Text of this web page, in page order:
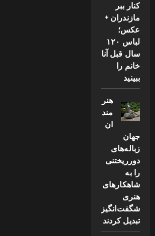
کنار ببر
مازندران +
عکس؛
لباس ۱۲۰
سال قبل آنا
خانم را
ببینید
هنر
مند
ان
جهان
زباله‌های
دورریختنی
را به
شاهکارهای
هنری
شگفت‌انگیز
تبدیل کردند